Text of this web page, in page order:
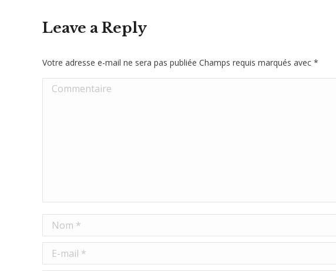
Leave a Reply
Votre adresse e-mail ne sera pas publiée Champs requis marqués avec *
Commentaire
Nom *
E-mail *